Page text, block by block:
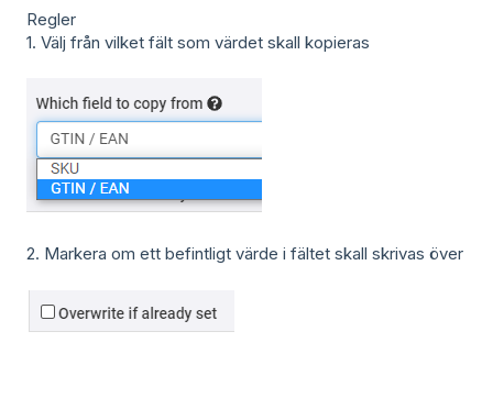
Regler
1. Välj från vilket fält som värdet skall kopieras
2. Markera om ett befintligt värde i fältet skall skrivas över